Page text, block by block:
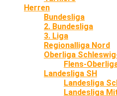
Herren
Bundesliga
2. Bundesliga
3. Liga
Regionalliga Nord
Oberliga
Flens-
Landesliga SH
Landesliga
Landesliga